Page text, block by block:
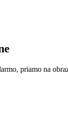
priamo na